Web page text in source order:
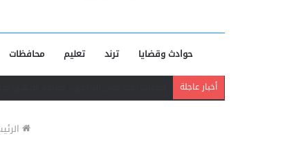
حوادث وقضايا ترند تعليم محافظات
أخبار عاجلة